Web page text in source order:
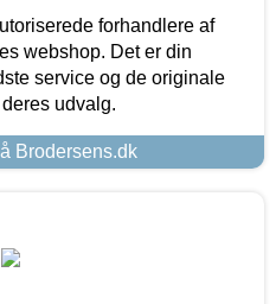
forhandlere af
webshop. Det er din
service og de originale
udvalg.
Brodersens.dk